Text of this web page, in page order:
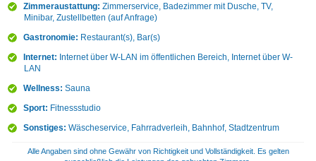
Zimmeraustattung: Zimmerservice, Badezimmer mit Dusche, TV,
Minibar, Zustellbetten (auf Anfrage)
Gastronomie: Restaurant(s), Bar(s)
Internet: Internet über W-LAN im öffentlichen Bereich, Internet über W-
LAN
Wellness: Sauna
Sport: Fitnessstudio
Sonstiges: Wäscheservice, Fahrradverleih, Bahnhof, Stadtzentrum
Alle Angaben sind ohne Gewähr von Richtigkeit und Vollständigkeit. Es gelten